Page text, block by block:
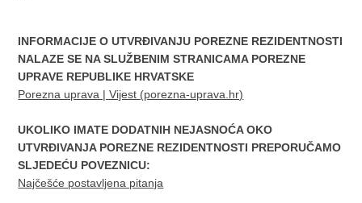
INFORMACIJE O UTVRĐIVANJU POREZNE REZIDENTNOSTI
NALAZE SE NA SLUŽBENIM STRANICAMA POREZNE
UPRAVE REPUBLIKE HRVATSKE
Porezna uprava | Vijest (porezna-uprava.hr)
UKOLIKO IMATE DODATNIH NEJASNOĆA OKO
UTVRĐIVANJA POREZNE REZIDENTNOSTI PREPORUČAMO
SLJEDEĆU POVEZNICU:
Najčešće postavljena pitanja